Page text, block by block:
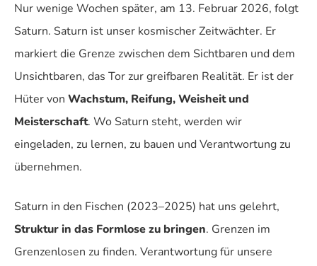
Nur wenige Wochen später, am 13. Februar 2026, folgt
Saturn. Saturn ist unser kosmischer Zeitwächter. Er
markiert die Grenze zwischen dem Sichtbaren und dem
Unsichtbaren, das Tor zur greifbaren Realität. Er ist der
Hüter von Wachstum, Reifung, Weisheit und
Meisterschaft. Wo Saturn steht, werden wir
eingeladen, zu lernen, zu bauen und Verantwortung zu
übernehmen.
Saturn in den Fischen (2023–2025) hat uns gelehrt,
Struktur in das Formlose zu bringen. Grenzen im
Grenzenlosen zu finden. Verantwortung für unsere